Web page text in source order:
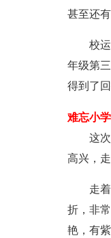
甚至还
校
年级第
得到了
难忘小
这
高兴，
走
折，非
艳，有